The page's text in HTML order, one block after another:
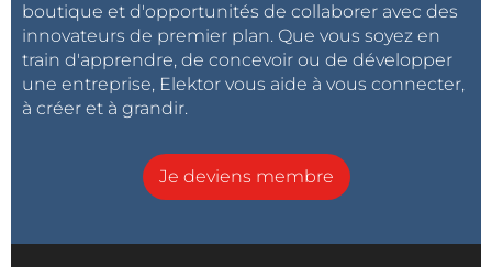
boutique et d'opportunités de collaborer avec des
innovateurs de premier plan. Que vous soyez en
train d'apprendre, de concevoir ou de développer
une entreprise, Elektor vous aide à vous connecter,
à créer et à grandir.
Je deviens membre